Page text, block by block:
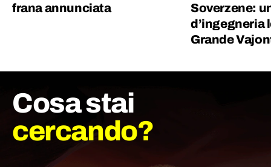
frana annunciata
Soverzene:
d’ingegneria
Grande
Cosa stai
cercando?